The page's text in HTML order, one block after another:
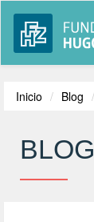
Inicio Blog
BLOG